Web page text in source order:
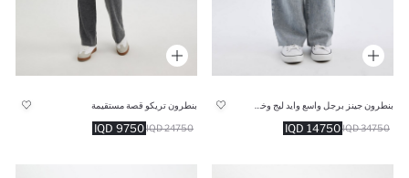
14750 IQD 34750 IQD
بنطرون تريكو قصة مستقيمة
9750 IQD 24750 IQD